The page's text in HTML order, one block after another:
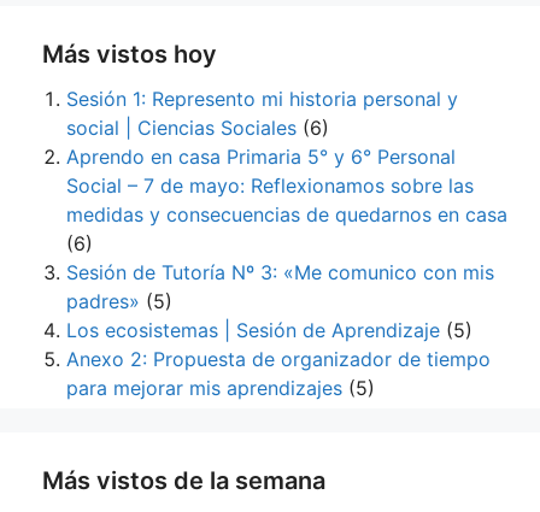
Más vistos hoy
Sesión 1: Represento mi historia personal y
social | Ciencias Sociales (6)
Aprendo en casa Primaria 5° y 6° Personal
Social – 7 de mayo: Reflexionamos sobre las
medidas y consecuencias de quedarnos en casa
(6)
Sesión de Tutoría Nº 3: «Me comunico con mis
padres» (5)
Los ecosistemas | Sesión de Aprendizaje (5)
Anexo 2: Propuesta de organizador de tiempo
para mejorar mis aprendizajes (5)
Más vistos de la semana